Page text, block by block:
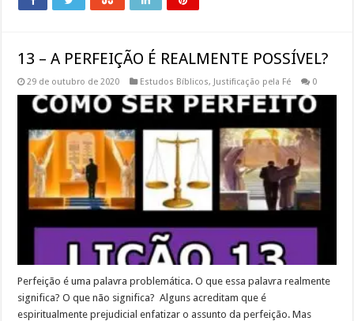
13 – A PERFEIÇÃO É REALMENTE POSSÍVEL?
29 de outubro de 2020 Estudos Bíblicos, Justificação pela Fé 0
Perfeição é uma palavra problemática. O que essa palavra realmente
significa? O que não significa? Alguns acreditam que é
espiritualmente prejudicial enfatizar o assunto da perfeição. Mas